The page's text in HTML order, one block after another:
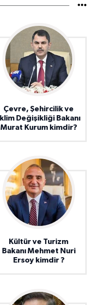
Çevre, Şehircilik ve
İklim Değişikliği Bakanı
Murat Kurum kimdir?
Kültür ve Turizm
Bakanı Mehmet Nuri
Ersoy kimdir ?